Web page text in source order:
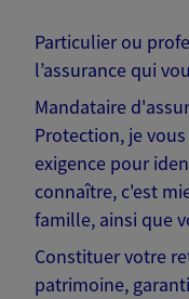
Particulier ou
l’assurance qui
Mandataire
Protection, je
exigence pour
connaître, c'est
famille, ainsi que
Constituer votre
patrimoine,